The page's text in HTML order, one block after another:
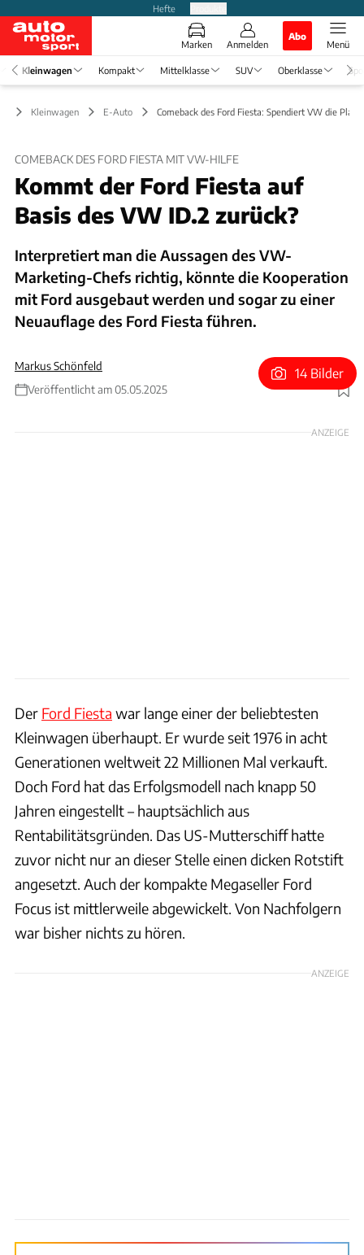
Hefte
Marken Anmelden
Abo
Menü
Kleinwagen Kompakt Mittelklasse SUV Oberklasse
Kleinwagen E-Auto Comeback des Ford Fiesta: Spendiert VW die
COMEBACK DES FORD FIESTA MIT VW-HILFE
Kommt der Ford Fiesta auf
Basis des VW ID.2 zurück?
Interpretiert man die Aussagen des VW-
Marketing-Chefs richtig, könnte die Kooperation
mit Ford ausgebaut werden und sogar zu einer
Neuauflage des Ford Fiesta führen.
Markus Schönfeld
Veröffentlicht am 05.05.2025
Foto: VW, Ford
14 Bilder
ANZEIGE
Der Ford Fiesta war lange einer der beliebtesten
Kleinwagen überhaupt. Er wurde seit 1976 in acht
Generationen weltweit 22 Millionen Mal verkauft.
Doch Ford hat das Erfolgsmodell nach knapp 50
Jahren eingestellt – hauptsächlich aus
Rentabilitätsgründen. Das US-Mutterschiff hatte
zuvor nicht nur an dieser Stelle einen dicken Rotstift
angesetzt. Auch der kompakte Megaseller Ford
Focus ist mittlerweile abgewickelt. Von Nachfolgern
war bisher nichts zu hören.
ANZEIGE